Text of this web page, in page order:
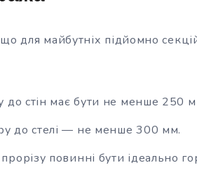
для майбутніх підйомно
до стін має бути не менше 250
до стелі — не менше 300 мм.
повинні бути ідеально